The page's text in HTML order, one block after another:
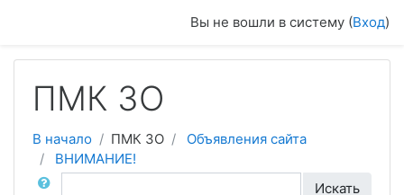
Вы не вошли в систему (Вход)
ПМК ЗО
В начало ПМК ЗО
Объявления сайта
ВНИМАНИЕ!
Поиск по форумам
Искать